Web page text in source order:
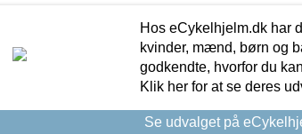
Hos eCykelhjelm.dk har
kvinder, mænd, børn og
godkendte, hvorfor du
Klik her for at se deres
Se udvalget på